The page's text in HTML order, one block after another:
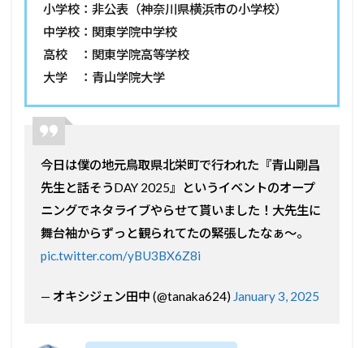
小学校：非公表（神奈川県横浜市の小学校）
中学校：関東学院中学校
高校 ：関東学院高等学校
大学 ：青山学院大学
今日は僕の地元鳥取県北栄町で行われた『青山剛昌
先生と話そうDAY 2025』というイベントのオープ
ニングでネタライブやらせて貰いました！大先生に
舞台袖からずっと観られてたの緊張したなぁ〜。
pic.twitter.com/yBU3BX6Z8i
— オキシジェン田中 (@tanaka624) January 3, 2025